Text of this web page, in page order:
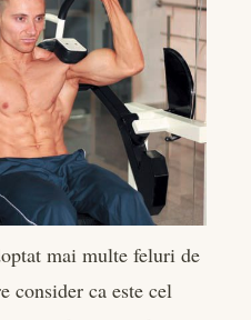
mai multe feluri de
consider ca este cel